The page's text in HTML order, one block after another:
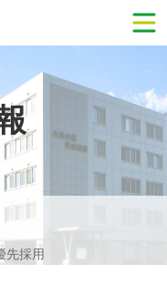
先採用